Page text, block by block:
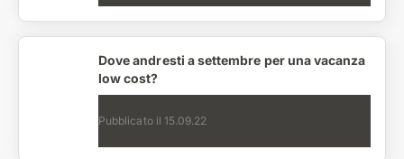
Dove andresti a settembre per una vacanza
low cost?
Pubblicato il 15.09.22